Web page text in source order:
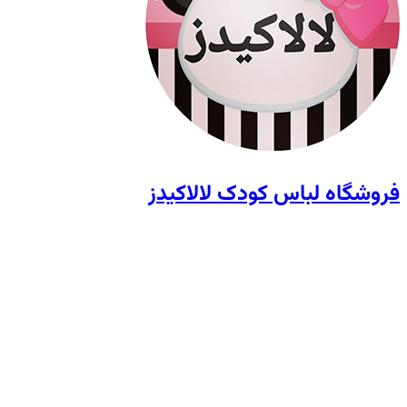
فروشگاه لباس کودک لالاکیدز